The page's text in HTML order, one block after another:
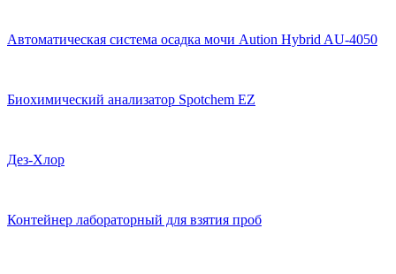
Автоматическая система осадка мочи Aution Hybrid AU-4050
Биохимический анализатор Spotchem EZ
Дез-Хлор
Контейнер лабораторный для взятия проб